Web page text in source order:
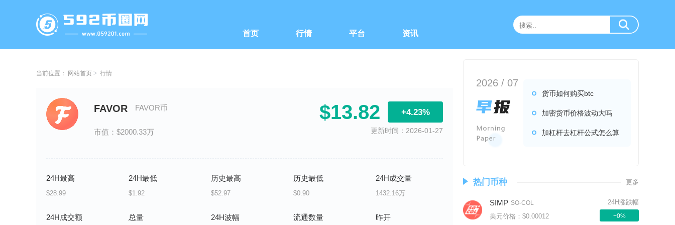
首页 行情 平台 资讯
当前位置： 网站首页 行情
FAVOR FAVOR币
市值：$2000.33万
$13.82 +4.23%
更新时间：2026-01-27
24H最高
$28.99
24H最低
$1.92
历史最高
$52.97
历史最低
$0.90
24H成交量
1432.16万
24H成交额 总量 24H波幅 流通数量 昨开
2026 / 07
货币如何购买btc
加密货币价格波动大吗
加杠杆去杠杆公式怎么算
热门币种 更多
SIMP SO-COL
美元价格：$0.00012
24H涨跌幅
+0%